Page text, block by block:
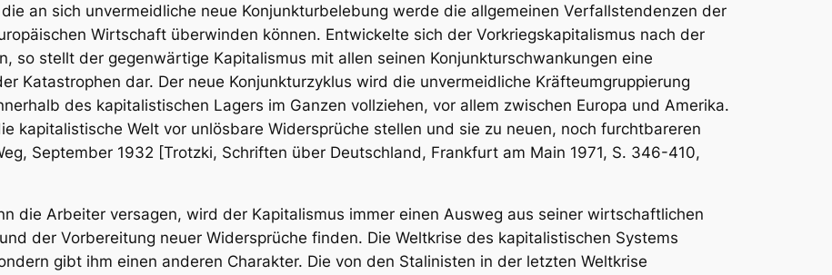
an sich unvermeidliche neue Konjunkturbelebung werde die allgemeinen Verfallstendenzen der
Wirtschaft überwinden können. Entwickelte sich der Vorkriegskapitalismus nach der
so stellt der gegenwärtige Kapitalismus mit allen seinen Konjunkturschwankungen eine
Katastrophen dar. Der neue Konjunkturzyklus wird die unvermeidliche Kräfteumgruppierung
des kapitalistischen Lagers im Ganzen vollziehen, vor allem zwischen Europa und Amerika.
kapitalistische Welt vor unlösbare Widersprüche stellen und sie zu neuen, noch furchtbareren
September 1932 [Trotzki, Schriften über Deutschland, Frankfurt am Main 1971, S. 346-410,
die Arbeiter versagen, wird der Kapitalismus immer einen Ausweg aus seiner wirtschaftlichen
der Vorbereitung neuer Widersprüche finden. Die Weltkrise des kapitalistischen Systems
gibt ihm einen anderen Charakter. Die von den Stalinisten in der letzten Weltkrise